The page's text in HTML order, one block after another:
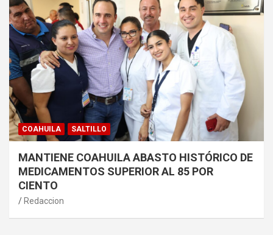
COAHUILA SALTILLO
MANTIENE COAHUILA ABASTO HISTÓRICO DE
MEDICAMENTOS SUPERIOR AL 85 POR
CIENTO
Redaccion